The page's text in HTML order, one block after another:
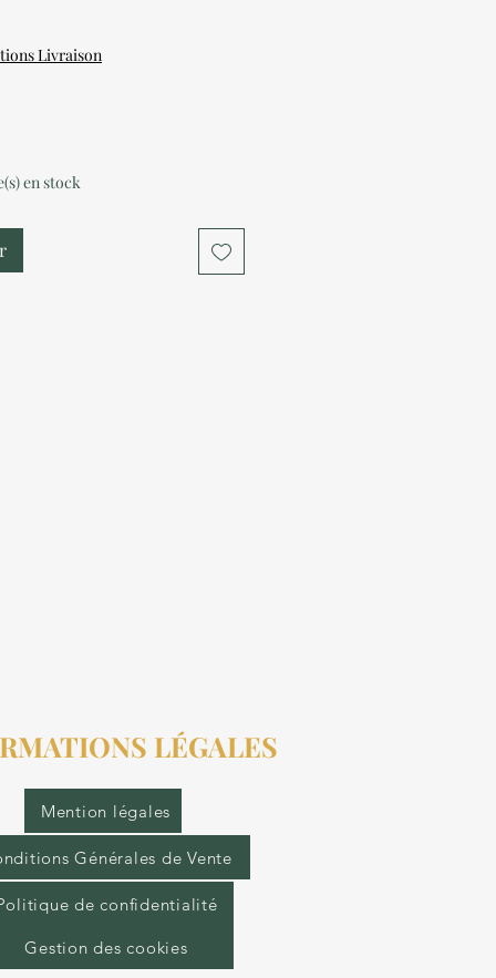
Livraison
en stock
LÉGALES
Mention légales
Générales de Vente
de confidentialité
Gestion des cookies